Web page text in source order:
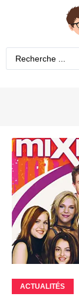
ACTUALITÉS